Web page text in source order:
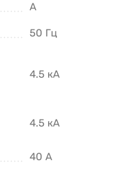
A
50 Гц
4.5 кА
4.5 кА
40 А